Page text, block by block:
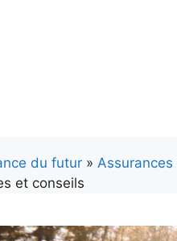
du futur » Assurances
et conseils